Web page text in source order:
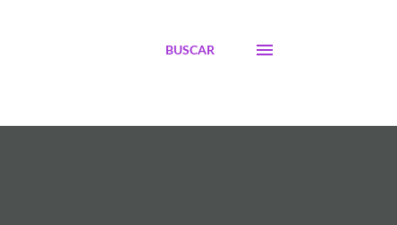
BUSCAR